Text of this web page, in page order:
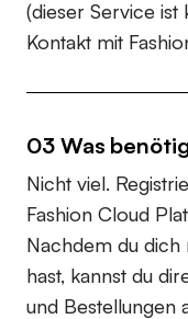
(dieser Service
Kontakt mit
03 Was
Nicht viel.
Fashion Cloud
Nachdem du
hast, kannst du
und Bestellungen